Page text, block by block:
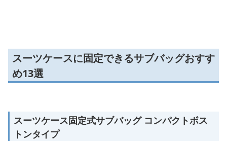
スーツケースに固定できるサブバッグおすす
め13選
スーツケース固定式サブバッグ コンパクトボス
トンタイプ